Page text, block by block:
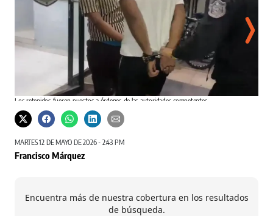
Los retenidos fueron puestos a órdenes de las autoridades competentes.
MARTES 12 DE MAYO DE 2026 - 2:43 PM
Francisco Márquez
Encuentra más de nuestra cobertura en los resultados
de búsqueda.